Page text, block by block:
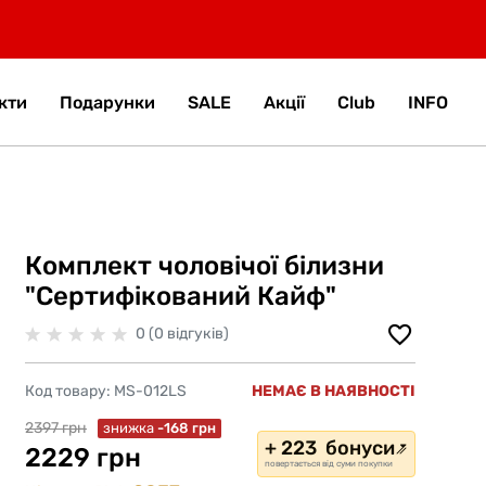
Подарунки SALE Акції Club INFO
Комплект чоловічої білизни
"Сертифікований Кайф"
0 (0 відгуків)
Код товару: MS-012LS
НЕМАЄ В НАЯВНОСТІ
2397 грн
знижка -168 грн
2229 грн + 223 бонуси
повертається від суми покупки